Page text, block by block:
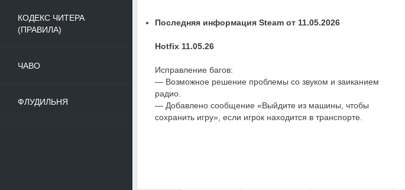
КОДЕКС ЧИТЕРА
(ПРАВИЛА)
ЧАВО
ФЛУДИЛЬНЯ
Последняя информация Steam от 11.05.2026
Hotfix 11.05.26
Исправление багов:
— Возможное решение проблемы со звуком и заиканием
радио.
— Добавлено сообщение «Выйдите из машины, чтобы
сохранить игру», если игрок находится в транспорте.